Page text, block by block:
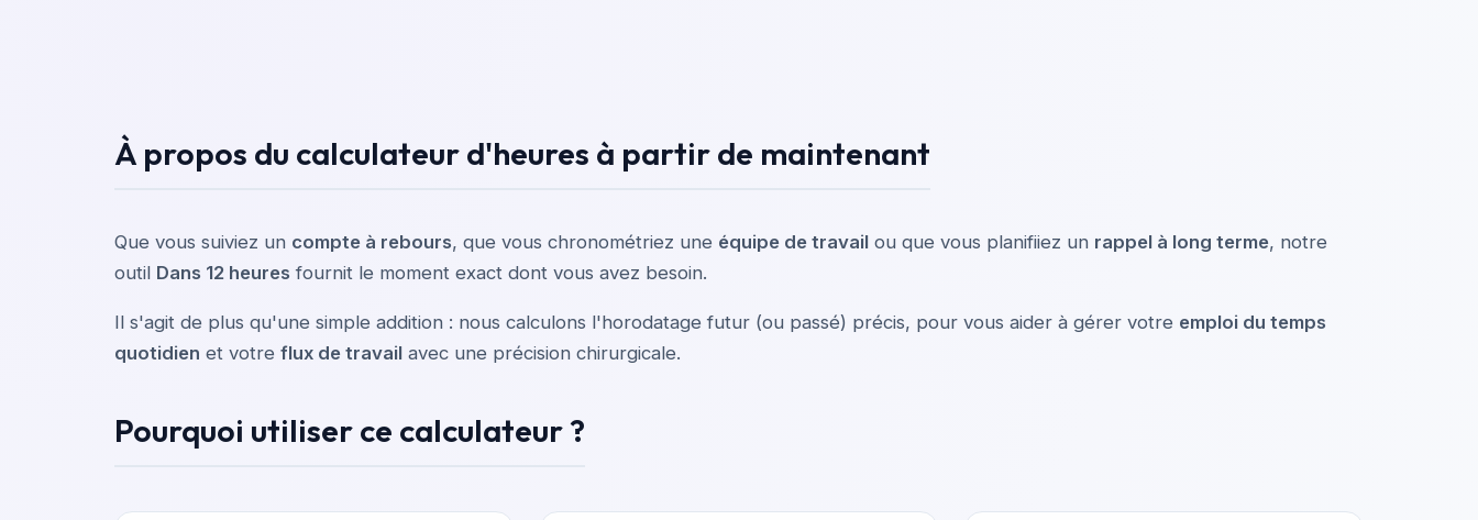
À propos du calculateur d'heures à partir de maintenant
Que vous suiviez un compte à rebours, que vous chronométriez une équipe de travail ou que vous planifiiez un rappel à long terme, notre
outil Dans 12 heures fournit le moment exact dont vous avez besoin.
Il s'agit de plus qu'une simple addition : nous calculons l'horodatage futur (ou passé) précis, pour vous aider à gérer votre emploi du temps
quotidien et votre flux de travail avec une précision chirurgicale.
Pourquoi utiliser ce calculateur ?